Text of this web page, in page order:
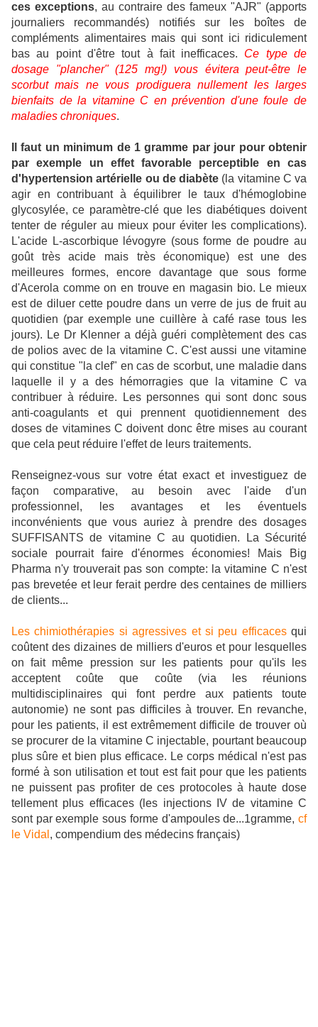
ces exceptions, au contraire des fameux "AJR" (apports
journaliers recommandés) notifiés sur les boîtes de
compléments alimentaires mais qui sont ici ridiculement
bas au point d'être tout à fait inefficaces. Ce type de
dosage "plancher" (125 mg!) vous évitera peut-être le
scorbut mais ne vous prodiguera nullement les larges
bienfaits de la vitamine C en prévention d'une foule de
maladies chroniques.
Il faut un minimum de 1 gramme par jour pour obtenir
par exemple un effet favorable perceptible en cas
d'hypertension artérielle ou de diabète (la vitamine C va
agir en contribuant à équilibrer le taux d'hémoglobine
glycosylée, ce paramètre-clé que les diabétiques doivent
tenter de réguler au mieux pour éviter les complications).
L'acide L-ascorbique lévogyre (sous forme de poudre au
goût très acide mais très économique) est une des
meilleures formes, encore davantage que sous forme
d'Acerola comme on en trouve en magasin bio. Le mieux
est de diluer cette poudre dans un verre de jus de fruit au
quotidien (par exemple une cuillère à café rase tous les
jours). Le Dr Klenner a déjà guéri complètement des cas
de polios avec de la vitamine C. C'est aussi une vitamine
qui constitue "la clef" en cas de scorbut, une maladie dans
laquelle il y a des hémorragies que la vitamine C va
contribuer à réduire. Les personnes qui sont donc sous
anti-coagulants et qui prennent quotidiennement des
doses de vitamines C doivent donc être mises au courant
que cela peut réduire l'effet de leurs traitements.
Renseignez-vous sur votre état exact et investiguez de
façon comparative, au besoin avec l'aide d'un
professionnel, les avantages et les éventuels
inconvénients que vous auriez à prendre des dosages
SUFFISANTS de vitamine C au quotidien. La Sécurité
sociale pourrait faire d'énormes économies! Mais Big
Pharma n'y trouverait pas son compte: la vitamine C n'est
pas brevetée et leur ferait perdre des centaines de milliers
de clients...
Les chimiothérapies si agressives et si peu efficacesqui
coûtent des dizaines de milliers d'euros et pour lesquelles
on fait même pression sur les patients pour qu'ils les
acceptent coûte que coûte (via les réunions
multidisciplinaires qui font perdre aux patients toute
autonomie) ne sont pas difficiles à trouver. En revanche,
pour les patients, il est extrêmement difficile de trouver où
se procurer de la vitamine C injectable, pourtant beaucoup
plus sûre et bien plus efficace. Le corps médical n'est pas
formé à son utilisation et tout est fait pour que les patients
ne puissent pas profiter de ces protocoles à haute dose
tellement plus efficaces (les injections IV de vitamine C
sont par exemple sous forme d'ampoules de...1gramme, cf
le Vidal , compendium des médecins français)